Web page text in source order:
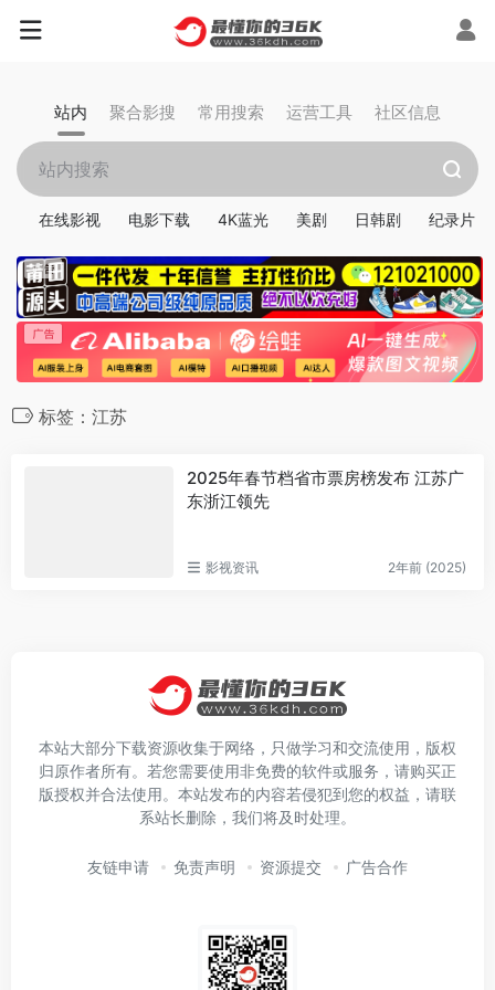
站内 聚合影搜 常用搜索 运营工具 社区信息
在线影视 电影下载 4K蓝光 美剧 日韩剧 纪录片
标签：江苏
2025年春节档省市票房榜发布 江苏广
东浙江领先
影视资讯 2年前 (2025)
本站大部分下载资源收集于网络，只做学习和交流使用，版权
归原作者所有。若您需要使用非免费的软件或服务，请购买正
版授权并合法使用。本站发布的内容若侵犯到您的权益，请联
系站长删除，我们将及时处理。
友链申请 免责声明 资源提交 广告合作